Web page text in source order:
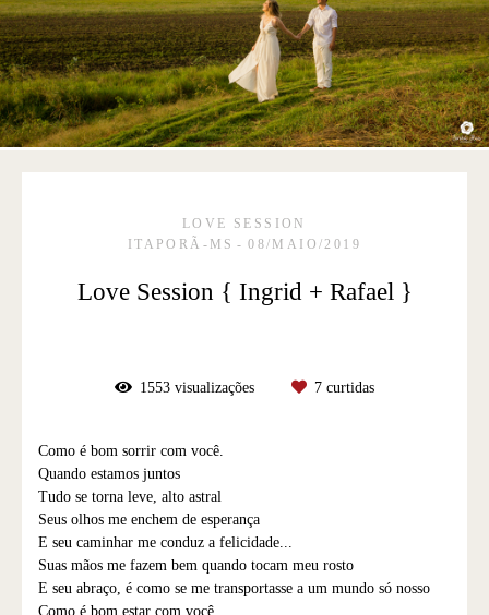
LOVE SESSION
ITAPORÃ-MS
08/MAIO/2019
Love Session { Ingrid + Rafael }
1553 visualizações 7 curtidas
Como é bom sorrir com você.
Quando estamos juntos
Tudo se torna leve, alto astral
Seus olhos me enchem de esperança
E seu caminhar me conduz a felicidade...
Suas mãos me fazem bem quando tocam meu rosto
E seu abraço, é como se me transportasse a um mundo só nosso
Como é bom estar com você